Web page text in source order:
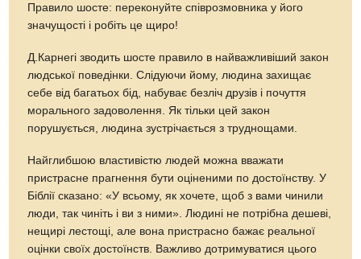
Правило шосте: переконуйте співрозмовника у його
значущості і робіть це щиро!
Д.Карнегі зводить шосте правило в найважливіший закон
людської поведінки. Слідуючи йому, людина захищає
себе від багатьох бід, набуває безліч друзів і почуття
морального задоволення. Як тільки цей закон
порушується, людина зустрічається з труднощами.
Найглибшою властивістю людей можна вважати
пристрасне прагнення бути оціненими по достоїнству. У
Біблії сказано: «У всьому, як хочете, щоб з вами чинили
люди, так чиніть і ви з ними». Людині не потрібна дешеві,
нещирі лестощі, але вона пристрасно бажає реальної
оцінки своїх достоїнств. Важливо дотримуватися цього